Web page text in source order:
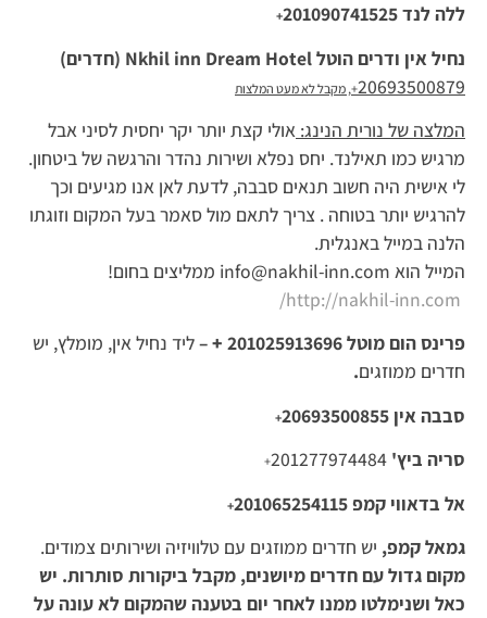
ללה לנד201090741525
+
נחיל אין ודרים הוטלNkhil inn Dream Hotel (חדרים)
20693500879
+, מקבל לא מעט המלצות
המלצה של נורית הנינג: אולי קצת יותר יקר יחסית לסיני אבל
מרגיש כמו תאילנד. יחס נפלא ושירות נהדר והרגשה של ביטחון.
לי אישית היה חשוב תנאים סבבה, לדעת לאן אנו מגיעים וכך
להרגיש יותר בטוחה . צריך לתאם מול סאמר בעל המקום וזוגתו
הלנה במייל באנגלית.
המייל הוא info@nakhil-inn.com ממליצים בחום!
http://nakhil-inn.com/
פרינס הום מוטל201025913696
+
–ליד נחיל אין, מומלץ, יש
חדרים ממוזגים.
סבבה אין 20693500855
+
סריה ביץ' 201277974484
+
אל בדאווי קמפ201065254115
+
גמאל קמפ, יש חדרים ממוזגים עם טלוויזיה ושירותים צמודים.
מקום גדול עם חדרים מיושנים, מקבל ביקורות סותרות. יש
כאל ושנימלטו ממנו לאחר יום בטענה שהמקום לא עונה על